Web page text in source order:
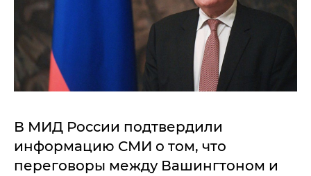
В МИД России подтвердили
информацию СМИ о том, что
переговоры между Вашингтоном и